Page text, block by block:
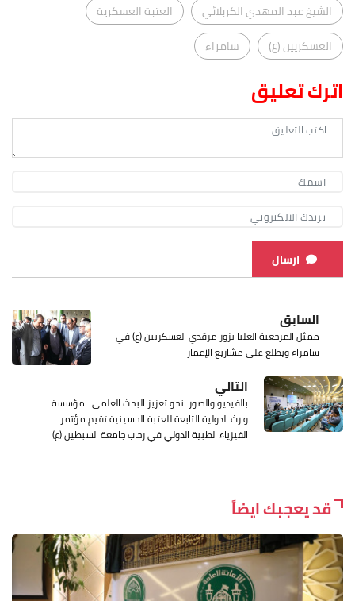
الشيخ عبد المهدي الكربلائي
العتبة العسكرية
العسكريين (ع)
سامراء
اترك تعليق
ارسال
السابق
ممثل المرجعية العليا يزور مرقدي العسكريين (ع) في
سامراء ويطلع على مشاريع الإعمار
التالي
بالفيديو والصور: نحو تعزيز البحث العلمي.. مؤسسة
وارث الدولية التابعة للعتبة الحسينية تقيم مؤتمر
الفيزياء الطبية الدولي في رحاب جامعة السبطين (ع)
قد يعجبك ايضاً